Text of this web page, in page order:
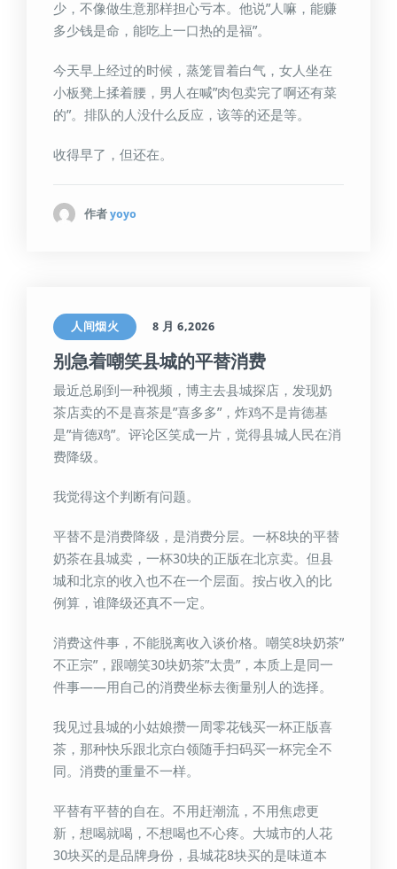
少，不像做生意那样担心亏本。他说”人嘛，能赚
多少钱是命，能吃上一口热的是福”。
今天早上经过的时候，蒸笼冒着白气，女人坐在
小板凳上揉着腰，男人在喊”肉包卖完了啊还有菜
的”。排队的人没什么反应，该等的还是等。
收得早了，但还在。
作者 yoyo
人间烟火 8 月 6,2026
别急着嘲笑县城的平替消费
最近总刷到一种视频，博主去县城探店，发现奶
茶店卖的不是喜茶是”喜多多”，炸鸡不是肯德基
是”肯德鸡”。评论区笑成一片，觉得县城人民在消
费降级。
我觉得这个判断有问题。
平替不是消费降级，是消费分层。一杯8块的平替
奶茶在县城卖，一杯30块的正版在北京卖。但县
城和北京的收入也不在一个层面。按占收入的比
例算，谁降级还真不一定。
消费这件事，不能脱离收入谈价格。嘲笑8块奶茶”
不正宗”，跟嘲笑30块奶茶”太贵”，本质上是同一
件事——用自己的消费坐标去衡量别人的选择。
我见过县城的小姑娘攒一周零花钱买一杯正版喜
茶，那种快乐跟北京白领随手扫码买一杯完全不
同。消费的重量不一样。
平替有平替的自在。不用赶潮流，不用焦虑更
新，想喝就喝，不想喝也不心疼。大城市的人花
30块买的是品牌身份，县城花8块买的是味道本